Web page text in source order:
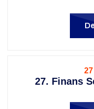
27. Finans